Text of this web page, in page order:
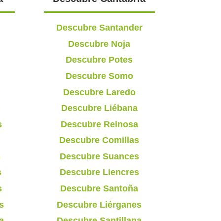
Descubre Santander
Descubre Noja
Descubre Potes
Descubre Somo
Descubre Laredo
Descubre Liébana
Descubre Reinosa
Descubre Comillas
Descubre Suances
Descubre Liencres
Descubre Santoña
Descubre Liérganes